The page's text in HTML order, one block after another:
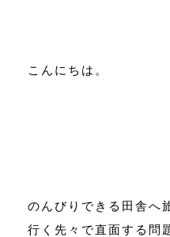
こんにちは。
のんびりできる田舎へ
行く先々で直面する問